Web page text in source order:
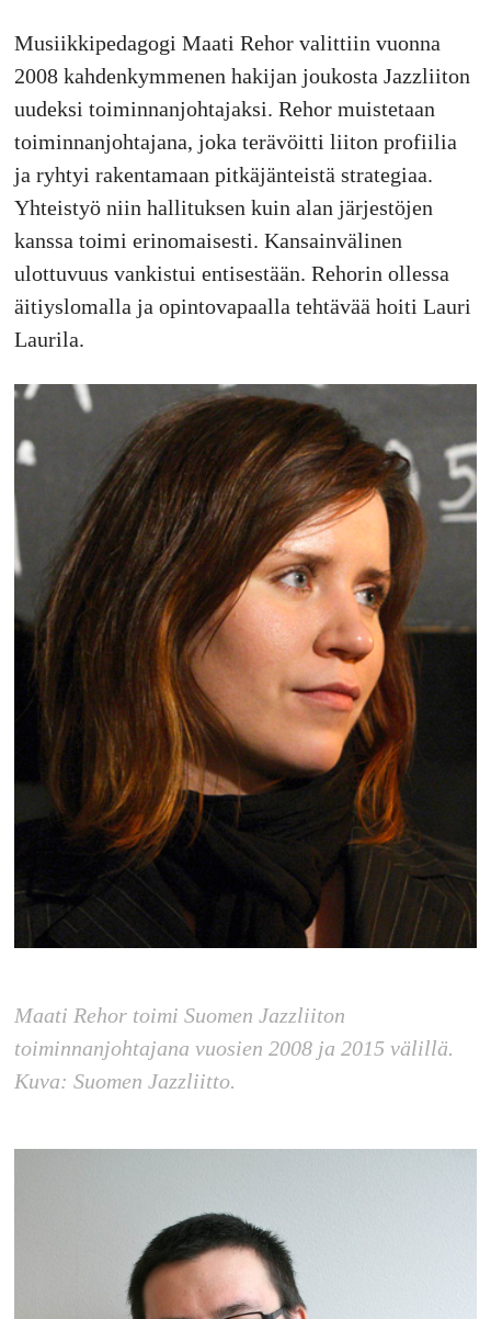
Musiikkipedagogi Maati Rehor valittiin vuonna
2008 kahdenkymmenen hakijan joukosta Jazzliiton
uudeksi toiminnanjohtajaksi. Rehor muistetaan
toiminnanjohtajana, joka terävöitti liiton profiilia
ja ryhtyi rakentamaan pitkäjänteistä strategiaa.
Yhteistyö niin hallituksen kuin alan järjestöjen
kanssa toimi erinomaisesti. Kansainvälinen
ulottuvuus vankistui entisestään. Rehorin ollessa
äitiyslomalla ja opintovapaalla tehtävää hoiti Lauri
Laurila.
Maati Rehor toimi Suomen Jazzliiton
toiminnanjohtajana vuosien 2008 ja 2015 välillä.
Kuva: Suomen Jazzliitto.